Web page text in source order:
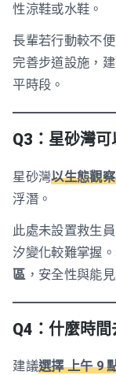
性涼鞋或水鞋。
長輩若行動較不
完善步道設施，
平時段。
Q3：星砂灣
星砂灣以生態觀
浮潛。
此處未設置救生
汐變化較難掌握
區 ，安全性與能
Q4：什麼時
建議選擇 上午 9